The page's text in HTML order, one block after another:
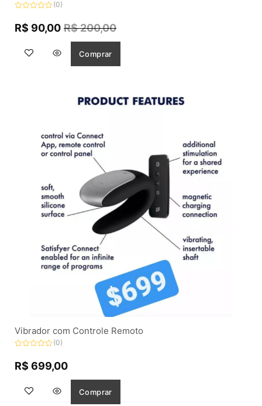
de
(0)
R$200,00
R$ 90,00
Comprar
Vibrador com Controle Remoto
de
(0)
R$ 699,00
Comprar